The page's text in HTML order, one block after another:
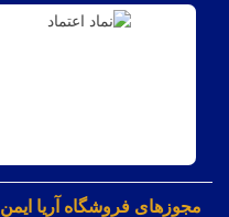
مجوزهای فروشگاه آریا ایمن